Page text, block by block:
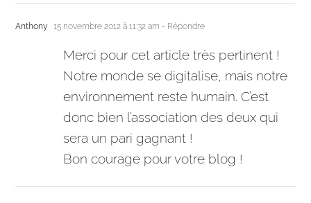
Anthony 15 novembre 2012 à 11:32 am - Répondre
Merci pour cet article très pertinent !
Notre monde se digitalise, mais notre
environnement reste humain. C’est
donc bien l’association des deux qui
sera un pari gagnant !
Bon courage pour votre blog !